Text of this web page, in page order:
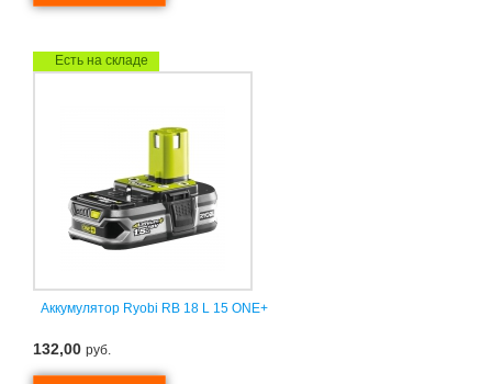
Есть на складе
Аккумулятор Ryobi RB 18 L 15 ONE+
132,00 руб.